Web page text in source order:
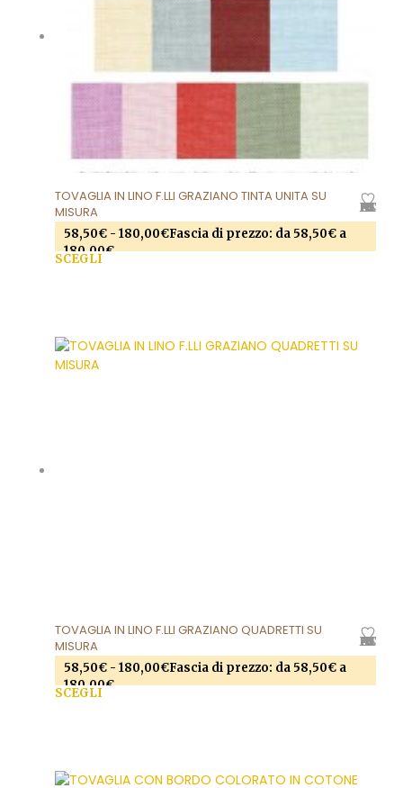
AGGIUNGI ALLA LISTA DEI DESIDERI
TOVAGLIA IN LINO F.LLI GRAZIANO TINTA UNITA SU
MISURA
58,50€ - 180,00€Fascia di prezzo: da 58,50€ a
180,00€
SCEGLI
AGGIUNGI ALLA LISTA DEI DESIDERI
TOVAGLIA IN LINO F.LLI GRAZIANO QUADRETTI SU
MISURA
58,50€ - 180,00€Fascia di prezzo: da 58,50€ a
180,00€
SCEGLI